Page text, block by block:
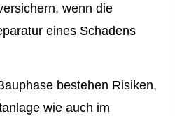
wenn die
eines Schadens
bestehen Risiken,
wie auch im